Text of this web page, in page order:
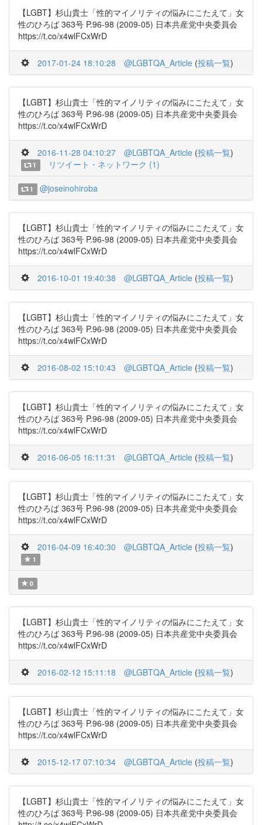
【LGBT】杉山貴士「性的マイノリティの悩みにこたえて」女
性のひろば 363号 P.96-98 (2009-05) 日本共産党中央委員会
https://t.co/x4wlFCxWrD
2017-01-24 18:10:28 @LGBTQA_Article (投稿一覧)
【LGBT】杉山貴士「性的マイノリティの悩みにこたえて」女
性のひろば 363号 P.96-98 (2009-05) 日本共産党中央委員会
https://t.co/x4wlFCxWrD
2016-11-28 04:10:27 @LGBTQA_Article (投稿一覧)
1 リツイート・ネットワーク (1)
1 @joseinohiroba
【LGBT】杉山貴士「性的マイノリティの悩みにこたえて」女
性のひろば 363号 P.96-98 (2009-05) 日本共産党中央委員会
https://t.co/x4wlFCxWrD
2016-10-01 19:40:38 @LGBTQA_Article (投稿一覧)
【LGBT】杉山貴士「性的マイノリティの悩みにこたえて」女
性のひろば 363号 P.96-98 (2009-05) 日本共産党中央委員会
https://t.co/x4wlFCxWrD
2016-08-02 15:10:43 @LGBTQA_Article (投稿一覧)
【LGBT】杉山貴士「性的マイノリティの悩みにこたえて」女
性のひろば 363号 P.96-98 (2009-05) 日本共産党中央委員会
https://t.co/x4wlFCxWrD
2016-06-05 16:11:31 @LGBTQA_Article (投稿一覧)
【LGBT】杉山貴士「性的マイノリティの悩みにこたえて」女
性のひろば 363号 P.96-98 (2009-05) 日本共産党中央委員会
https://t.co/x4wlFCxWrD
2016-04-09 16:40:30 @LGBTQA_Article (投稿一覧)
1
0
【LGBT】杉山貴士「性的マイノリティの悩みにこたえて」女
性のひろば 363号 P.96-98 (2009-05) 日本共産党中央委員会
https://t.co/x4wlFCxWrD
2016-02-12 15:11:18 @LGBTQA_Article (投稿一覧)
【LGBT】杉山貴士「性的マイノリティの悩みにこたえて」女
性のひろば 363号 P.96-98 (2009-05) 日本共産党中央委員会
https://t.co/x4wlFCxWrD
2015-12-17 07:10:34 @LGBTQA_Article (投稿一覧)
【LGBT】杉山貴士「性的マイノリティの悩みにこたえて」女
性のひろば 363号 P.96-98 (2009-05) 日本共産党中央委員会